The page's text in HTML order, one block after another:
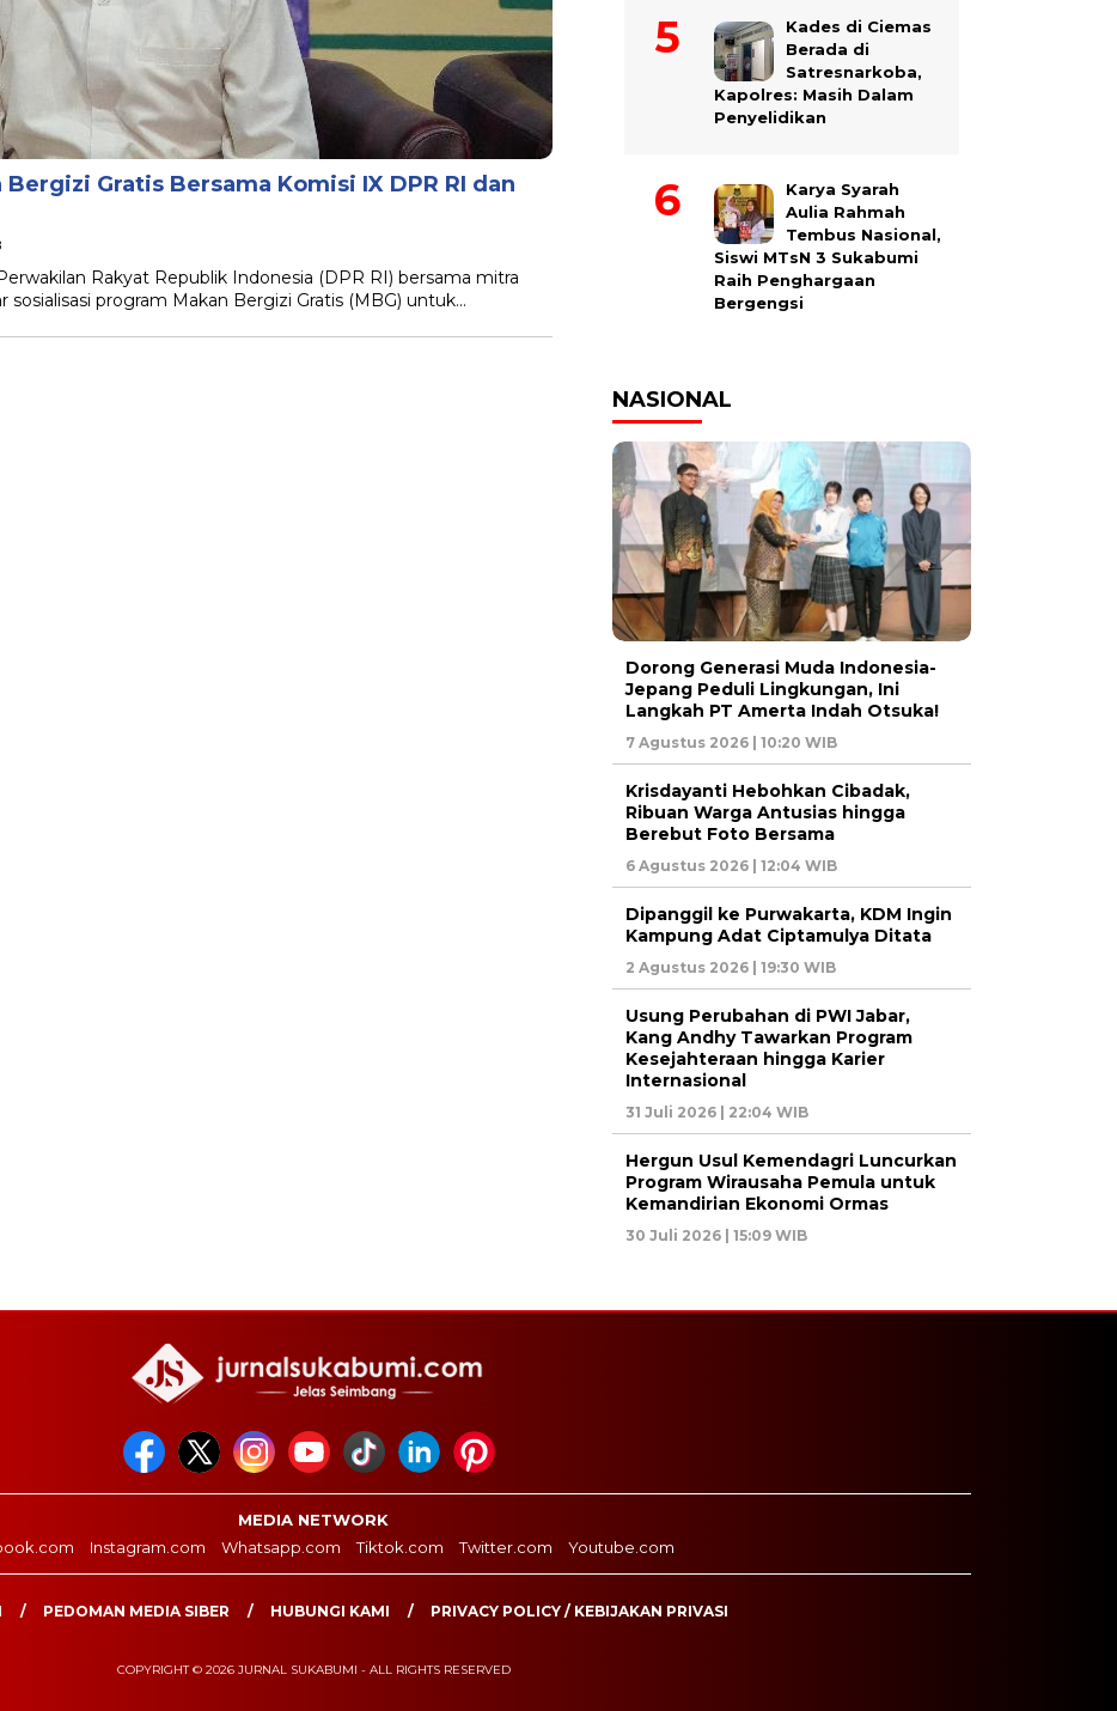
Gratis Bersama Komisi IX DPR RI dan
Rakyat Republik Indonesia (DPR RI) bersama mitra
sosialisasi program Makan Bergizi Gratis (MBG) untuk…
Kades di Ciemas
Berada di
Satresnarkoba,
Kapolres: Masih Dalam
Penyelidikan
Karya Syarah
Aulia Rahmah
Tembus Nasional,
Siswi MTsN 3 Sukabumi
Raih Penghargaan
Bergengsi
NASIONAL
Dorong Generasi Muda Indonesia-
Jepang Peduli Lingkungan, Ini
Langkah PT Amerta Indah Otsuka!
7 Agustus 2026 | 10:20 WIB
Krisdayanti Hebohkan Cibadak,
Ribuan Warga Antusias hingga
Berebut Foto Bersama
6 Agustus 2026 | 12:04 WIB
Dipanggil ke Purwakarta, KDM Ingin
Kampung Adat Ciptamulya Ditata
2 Agustus 2026 | 19:30 WIB
Usung Perubahan di PWI Jabar,
Kang Andhy Tawarkan Program
Kesejahteraan hingga Karier
Internasional
31 Juli 2026 | 22:04 WIB
Hergun Usul Kemendagri Luncurkan
Program Wirausaha Pemula untuk
Kemandirian Ekonomi Ormas
30 Juli 2026 | 15:09 WIB
MEDIA NETWORK
Instagram.com Whatsapp.com Tiktok.com Twitter.com Youtube.com
PEDOMAN MEDIA SIBER HUBUNGI KAMI PRIVACY POLICY / KEBIJAKAN PRIVASI
COPYRIGHT © 2026 JURNAL SUKABUMI - ALL RIGHTS RESERVED